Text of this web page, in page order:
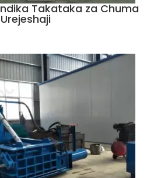
Takataka za Chuma